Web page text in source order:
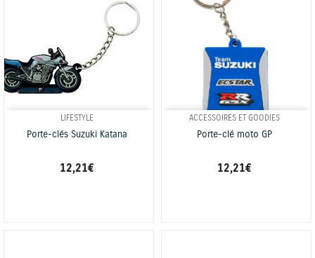
LIFESTYLE
Porte-clés Suzuki Katana
12,21 €
ACCESSOIRES ET GOODIES
Porte-clé moto GP
12,21 €